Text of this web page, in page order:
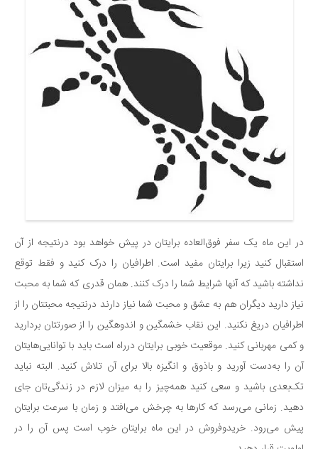
در این ماه یک سفر فوق‌العاده برایتان در پیش خواهد بود درنتیجه از آن
استقبال کنید زیرا برایتان مفید است. اطرافیان را درک کنید و فقط توقع
نداشته باشید که آنها شرایط شما را درک کنند. همان قدری که شما به محبت
نیاز دارید دیگران هم به عشق و محبت شما نیاز دارند درنتیجه محبتتان را از
اطرافیان دریغ نکنید. این نقاب خشمگین و اندوهگین را از صورتتان بردارید
و کمی مهربانی کنید. موقعیت خوبی برایتان درراه است باید با توانایی‌هایتان
آن را به‌دست آورید و باذوق و انگیزه بالا برای آن تلاش کنید. البته نباید
تک‌بعدی باشید و سعی کنید همه‌چیز را به میزان لازم در زندگی‌تان جای
دهید. زمانی می‌رسد که کارها به چرخش می‌افتد و زمان با سرعت برایتان
پیش می‌رود. خریدوفروش در این ماه برایتان خوب است پس آن را در